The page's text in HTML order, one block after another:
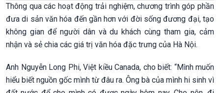
Thông qua các hoạt động trải nghiệm, chương trình góp phần
đưa di sản văn hóa đến gần hơn với đời sống đương đại, tạo
không gian để người dân và du khách cùng tham gia, cảm
nhận và sẻ chia các giá trị văn hóa đặc trưng của Hà Nội.
Anh Nguyễn Long Phi, Việt kiều Canada, cho biết: “Mình muốn
hiểu biết nguồn gốc mình từ đâu ra. Ông bà của mình hi sinh vì